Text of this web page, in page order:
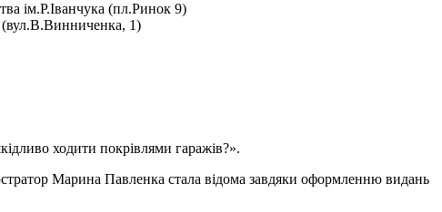
ім.Р.Іванчука (пл.Ринок 9)
(вул.В.Винниченка, 1)
ходити покрівлями гаражів?».
Марина Павленка стала відома завдяки оформленню видань